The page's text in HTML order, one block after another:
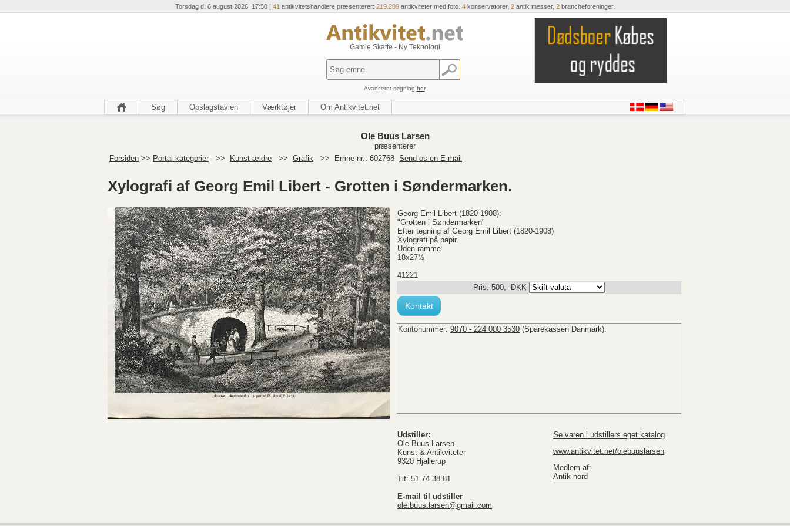
Torsdag d. 6 august 2026 17:50 | 41 antikvitetshandlere præsenterer: 219.209 antikviteter med foto. 4 konservatorer, 2 antik messer, 2 brancheforeninger.
Gamle Skatte - Ny Teknologi
Avanceret søgning her.
Søg Opslagstavlen Værktøjer Om Antikvitet.net
Ole Buus Larsen
præsenterer
Forsiden >> Portal kategorier >> Kunst ældre >> Grafik >> Emne nr.: 602768 Send os en E-mail
Xylografi af Georg Emil Libert - Grotten i Søndermarken.
Georg Emil Libert (1820-1908):
"Grotten i Søndermarken"
Efter tegning af Georg Emil Libert (1820-1908)
Xylografi på papir.
Uden ramme
18x27½
41221
Pris: 500,- DKK
Kontakt
Kontonummer: 9070 - 224 000 3530 (Sparekassen Danmark).
Udstiller:
Ole Buus Larsen
Kunst & Antikviteter
9320 Hjallerup
Tlf: 51 74 38 81
E-mail til udstiller
ole.buus.larsen@gmail.com
Se varen i udstillers eget katalog
www.antikvitet.net/olebuuslarsen
Medlem af:
Antik-nord